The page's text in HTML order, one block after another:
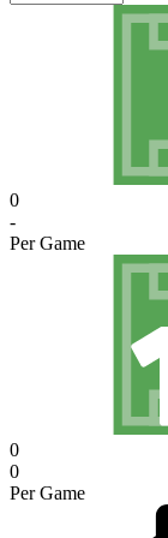
0
-
Per Game
0
0
Per Game